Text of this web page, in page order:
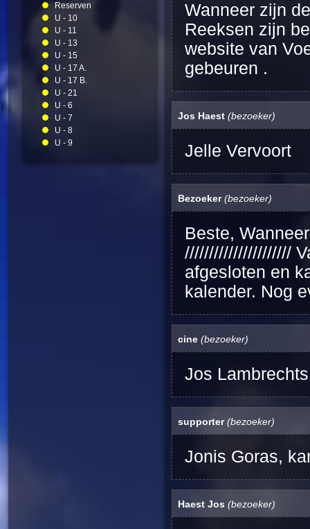
Reserven
U - 10
U - 11
U - 13
U - 15
U - 17 A.
U - 17 B.
U - 21
U - 6
U - 7
U - 8
U - 9
Wanneer zijn
Reeksen zijn
website van
gebeuren .
Jos Haest (bezoeker)
Jelle Vervoort
Bezoeker (bezoeker)
Beste,
//////////////////////
afgesloten en
kalender. Nog
cine (bezoeker)
Jos
supporter (bezoeker)
Jonis Goras,
Haest Jos (bezoeker)